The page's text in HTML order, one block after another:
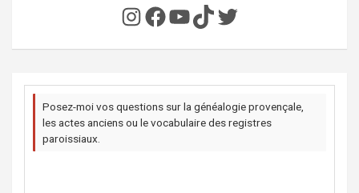
Instagram
Facebook
YouTube
TikTok
Twitter
Posez-moi vos questions sur la généalogie provençale,
les actes anciens ou le vocabulaire des registres
paroissiaux.